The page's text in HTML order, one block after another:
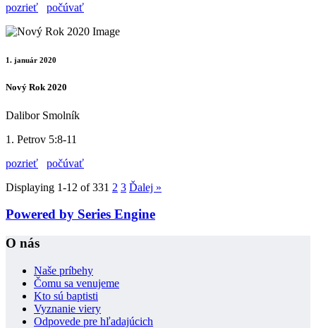
pozrieť
počúvať
1. január 2020
Nový Rok 2020
Dalibor Smolník
1. Petrov 5:8-11
pozrieť
počúvať
Displaying 1-12 of 331 2 3 Ďalej »
Powered by Series Engine
O nás
Naše príbehy
Čomu sa venujeme
Kto sú baptisti
Vyznanie viery
Odpovede pre hľadajúcich